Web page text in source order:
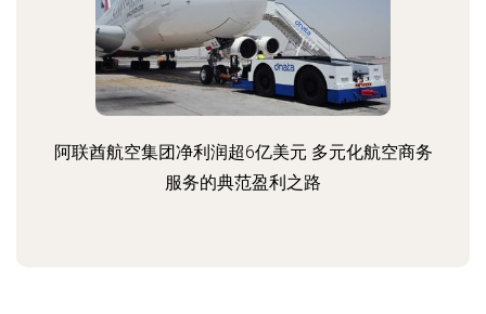
阿联酋航空集团净利润超6亿美元 多元化航空商务
服务的典范盈利之路